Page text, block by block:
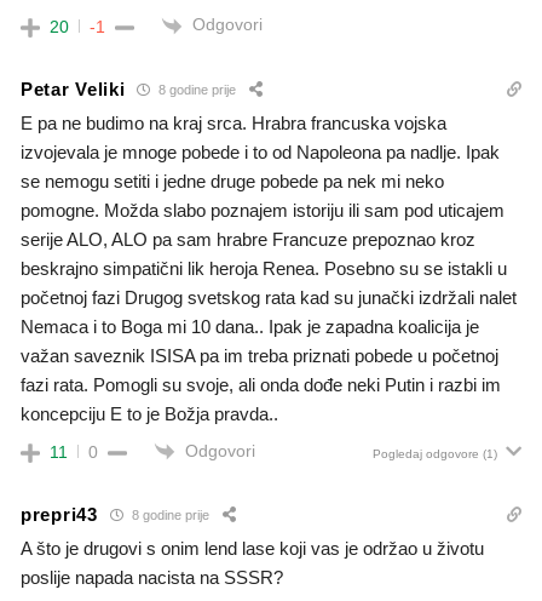
20 -1 Odgovori
Petar Veliki 8 godine prije
E pa ne budimo na kraj srca. Hrabra francuska vojska
izvojevala je mnoge pobede i to od Napoleona pa nadlje. Ipak
se nemogu setiti i jedne druge pobede pa nek mi neko
pomogne. Možda slabo poznajem istoriju ili sam pod uticajem
serije ALO, ALO pa sam hrabre Francuze prepoznao kroz
beskrajno simpatični lik heroja Renea. Posebno su se istakli u
početnoj fazi Drugog svetskog rata kad su junački izdržali nalet
Nemaca i to Boga mi 10 dana.. Ipak je zapadna koalicija je
važan saveznik ISISA pa im treba priznati pobede u početnoj
fazi rata. Pomogli su svoje, ali onda dođe neki Putin i razbi im
koncepciju E to je Božja pravda..
11 0 Odgovori Pogledaj odgovore (1)
prepri43 8 godine prije
A što je drugovi s onim lend lase koji vas je održao u životu
poslije napada nacista na SSSR?